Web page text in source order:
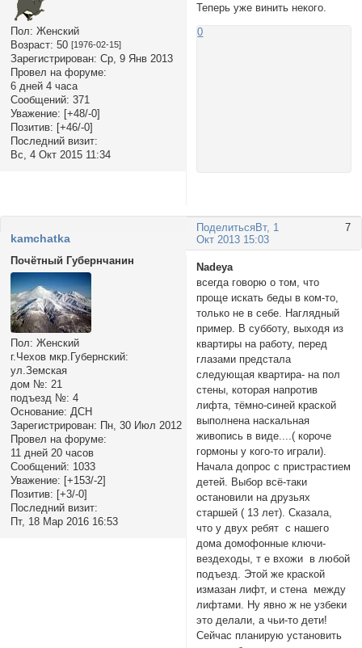
Пол: Женский
Возраст: 50 [1976-02-15]
Зарегистрирован: Ср, 9 Янв 2013
Провел на форуме:
6 дней 4 часа
Сообщений: 371
Уважение: [+48/-0]
Позитив: [+46/-0]
Последний визит:
Вс, 4 Окт 2015 11:34
Теперь уже винить некого.
0
Поделиться 7
Вт, 1
Окт 2013 15:03
kamchatka
Почётный Губернчанин
Пол: Женский
г.Чехов мкр.Губернский:
ул.Земская
дом №: 21
подъезд №: 4
Основание: ДСН
Зарегистрирован: Пн, 30 Июл 2012
Провел на форуме:
11 дней 20 часов
Сообщений: 1033
Уважение: [+153/-2]
Позитив: [+3/-0]
Последний визит:
Пт, 18 Мар 2016 16:53
Nadeya
всегда говорю о том, что
проще искать беды в ком-то,
только не в себе. Наглядный
пример. В субботу, выходя из
квартиры на работу, перед
глазами предстала
следующая квартира- на пол
стены, которая напротив
лифта, тёмно-синей краской
выполнена наскальная
живопись в виде....( короче
гормоны у кого-то играли).
Начала допрос с пристрастием
детей. Выбор всё-таки
остановили на друзьях
старшей ( 13 лет). Сказала,
что у двух ребят с нашего
дома домофонные ключи-
вездеходы, т е вхожи в любой
подъезд. Этой же краской
измазан лифт, и стена между
лифтами. Ну явно ж не узбеки
это делали, а чьи-то дети!
Сейчас планирую установить